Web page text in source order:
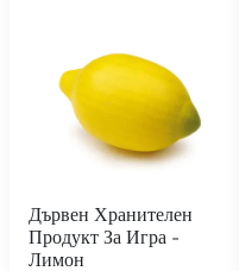
44469 Ролков капак на
кутия малка, 46381
Балансираща дъска
балансираща дъска
Доставка:По
Дървен Хранителен
Продукт За Игра -
Лимон